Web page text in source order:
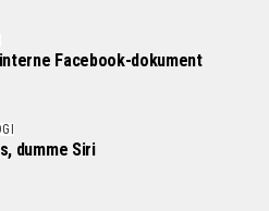
Facebook-dokument
dumme Siri